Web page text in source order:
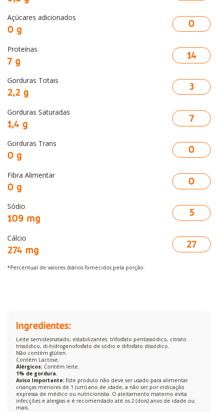
Açúcares adicionados
0 g 0
Proteínas
7 g 14
Gorduras Totais
2,2 g 3
Gorduras Saturadas
1,4 g 7
Gorduras Trans
0 g 0
Fibra Alimentar
0 g 0
Sódio
109 mg 5
Cálcio
274 mg 27
*Percentual de valores diários fornecidos pela porção.
Ingredientes:
Leite semidesnatado, estabilizantes: trifosfato pentassódico, citrato
trissódico, di-hidrogenofosfato de sódio e difosfato dissódico.
Não contém glúten.
Contém Lactose.
Alérgicos:Contém leite.
1% de gordura.
Aviso Importante: Este produto não deve ser usado para alimentar
crianças menores de 1 (um) ano de idade, a não ser por indicação
expressa de médico ou nutricionista. O aleitamento materno evita
infecções e alergias e é recomendado até os 2 (dois) anos de idade ou
mais.